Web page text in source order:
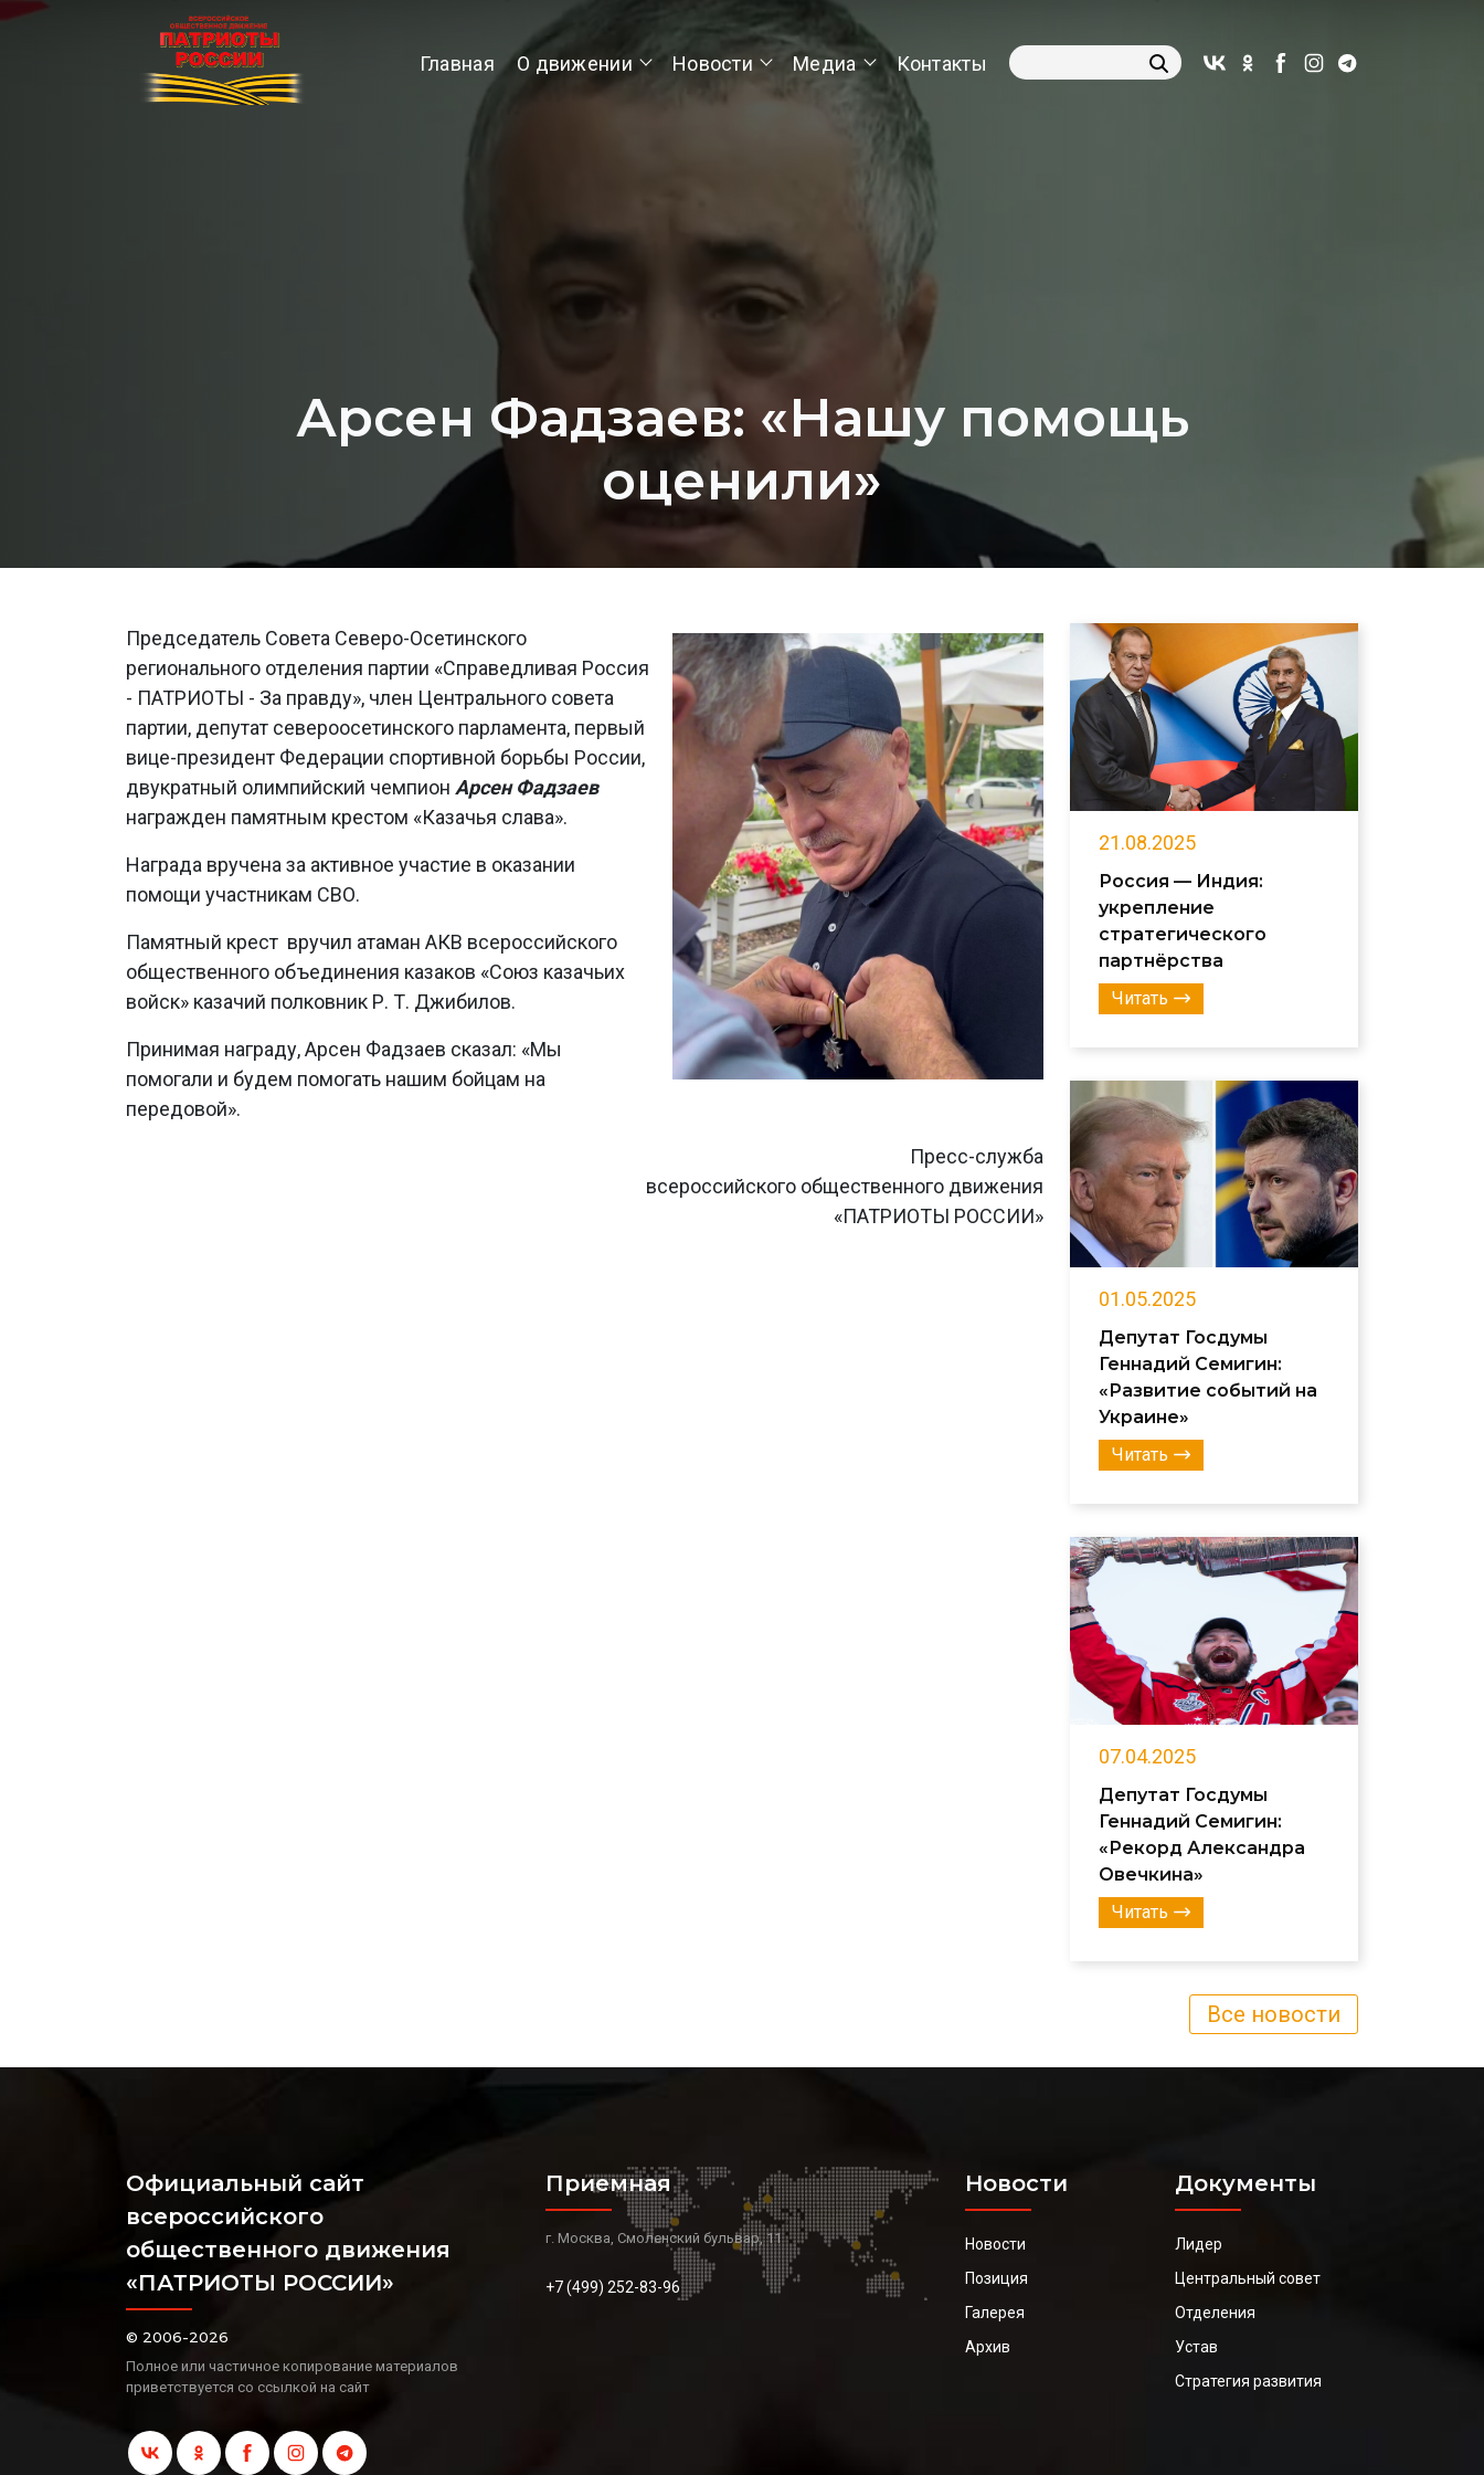
Главная О движении Новости Медиа Контакты
Арсен Фадзаев: «Нашу помощь
оценили»
Председатель Совета Северо-Осетинского
регионального отделения партии «Справедливая Россия
- ПАТРИОТЫ - За правду», член Центрального совета
партии, депутат североосетинского парламента, первый
вице-президент Федерации спортивной борьбы России,
двукратный олимпийский чемпион Арсен Фадзаев
награжден памятным крестом «Казачья слава».
Награда вручена за активное участие в оказании
помощи участникам СВО.
Памятный крест вручил атаман АКВ всероссийского
общественного объединения казаков «Союз казачьих
войск» казачий полковник Р. Т. Джибилов.
Принимая награду, Арсен Фадзаев сказал: «Мы
помогали и будем помогать нашим бойцам на
передовой».
Пресс-служба
всероссийского общественного движения
«ПАТРИОТЫ РОССИИ»
21.08.2025
Россия — Индия:
укрепление
стратегического
партнёрства
Читать
01.05.2025
Депутат Госдумы
Геннадий Семигин:
«Развитие событий на
Украине»
Читать
07.04.2025
Депутат Госдумы
Геннадий Семигин:
«Рекорд Александра
Овечкина»
Читать
Все новости
Официальный сайт
всероссийского
общественного движения
«ПАТРИОТЫ РОССИИ»
© 2006-2026
Полное или частичное копирование материалов
приветствуется со ссылкой на сайт
Приемная
г. Москва, Смоленский бульвар, 11
+7 (499) 252-83-96
Новости
Новости
Позиция
Галерея
Архив
Документы
Лидер
Центральный совет
Отделения
Устав
Стратегия развития